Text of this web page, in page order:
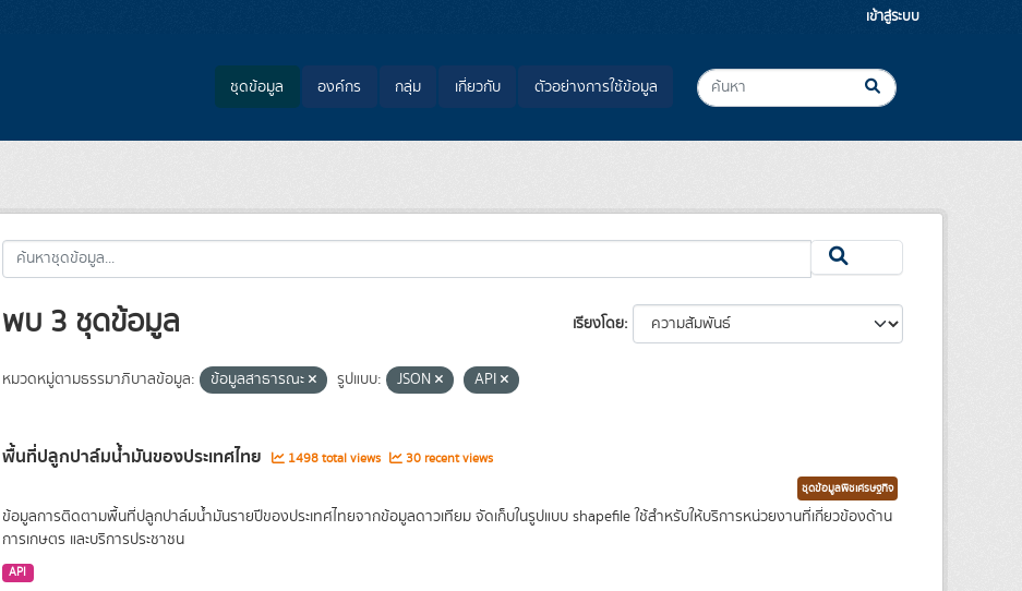
เข้าสู่ระบบ
ชุดข้อมูล องค์กร กลุ่ม เกี่ยวกับ ตัวอย่างการใช้ข้อมูล
เรียงโดย
พบ 3 ชุดข้อมูล
หมวดหมู่ตามธรรมาภิบาลข้อมูล: ข้อมูลสาธารณะ รูปแบบ: JSON API
พื้นที่ปลูกปาล์มน้ำมันของประเทศไทย 1498 total views 30 recent views
ชุดข้อมูลพืชเศรษฐกิจ
ข้อมูลการติดตามพื้นที่ปลูกปาล์มน้ำมันรายปีของประเทศไทยจากข้อมูลดาวเทียม จัดเก็บในรูปแบบ shapefile ใช้สำหรับให้บริการหน่วยงานที่เกี่ยวข้องด้าน
การเกษตร และบริการประชาชน
API